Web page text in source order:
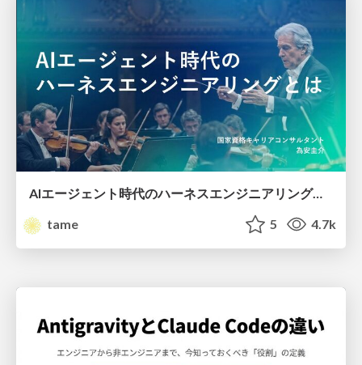
AIエージェント時代のハーネスエンジニアリングとは
tame
5 4.7k